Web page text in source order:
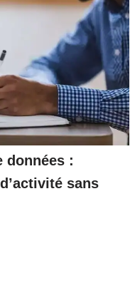
données :
sans